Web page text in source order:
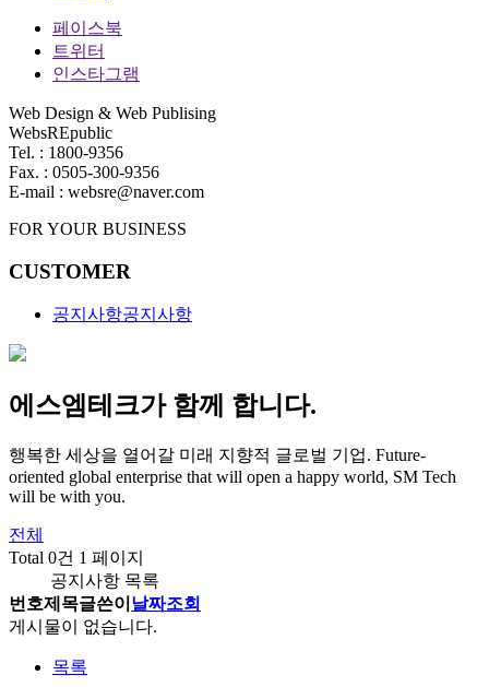
페이스북
트위터
인스타그램
Web Design & Web Publising
WebsREpublic
Tel. : 1800-9356
Fax. : 0505-300-9356
E-mail : websre@naver.com
FOR YOUR BUSINESS
CUSTOMER
공지사항공지사항
에스엠테크가 함께 합니다.
행복한 세상을 열어갈 미래 지향적 글로벌 기업. Future-
oriented global enterprise that will open a happy world, SM Tech
will be with you.
전체
Total 0건 1 페이지
공지사항 목록
번호제목글쓴이 날짜조회
게시물이 없습니다.
목록